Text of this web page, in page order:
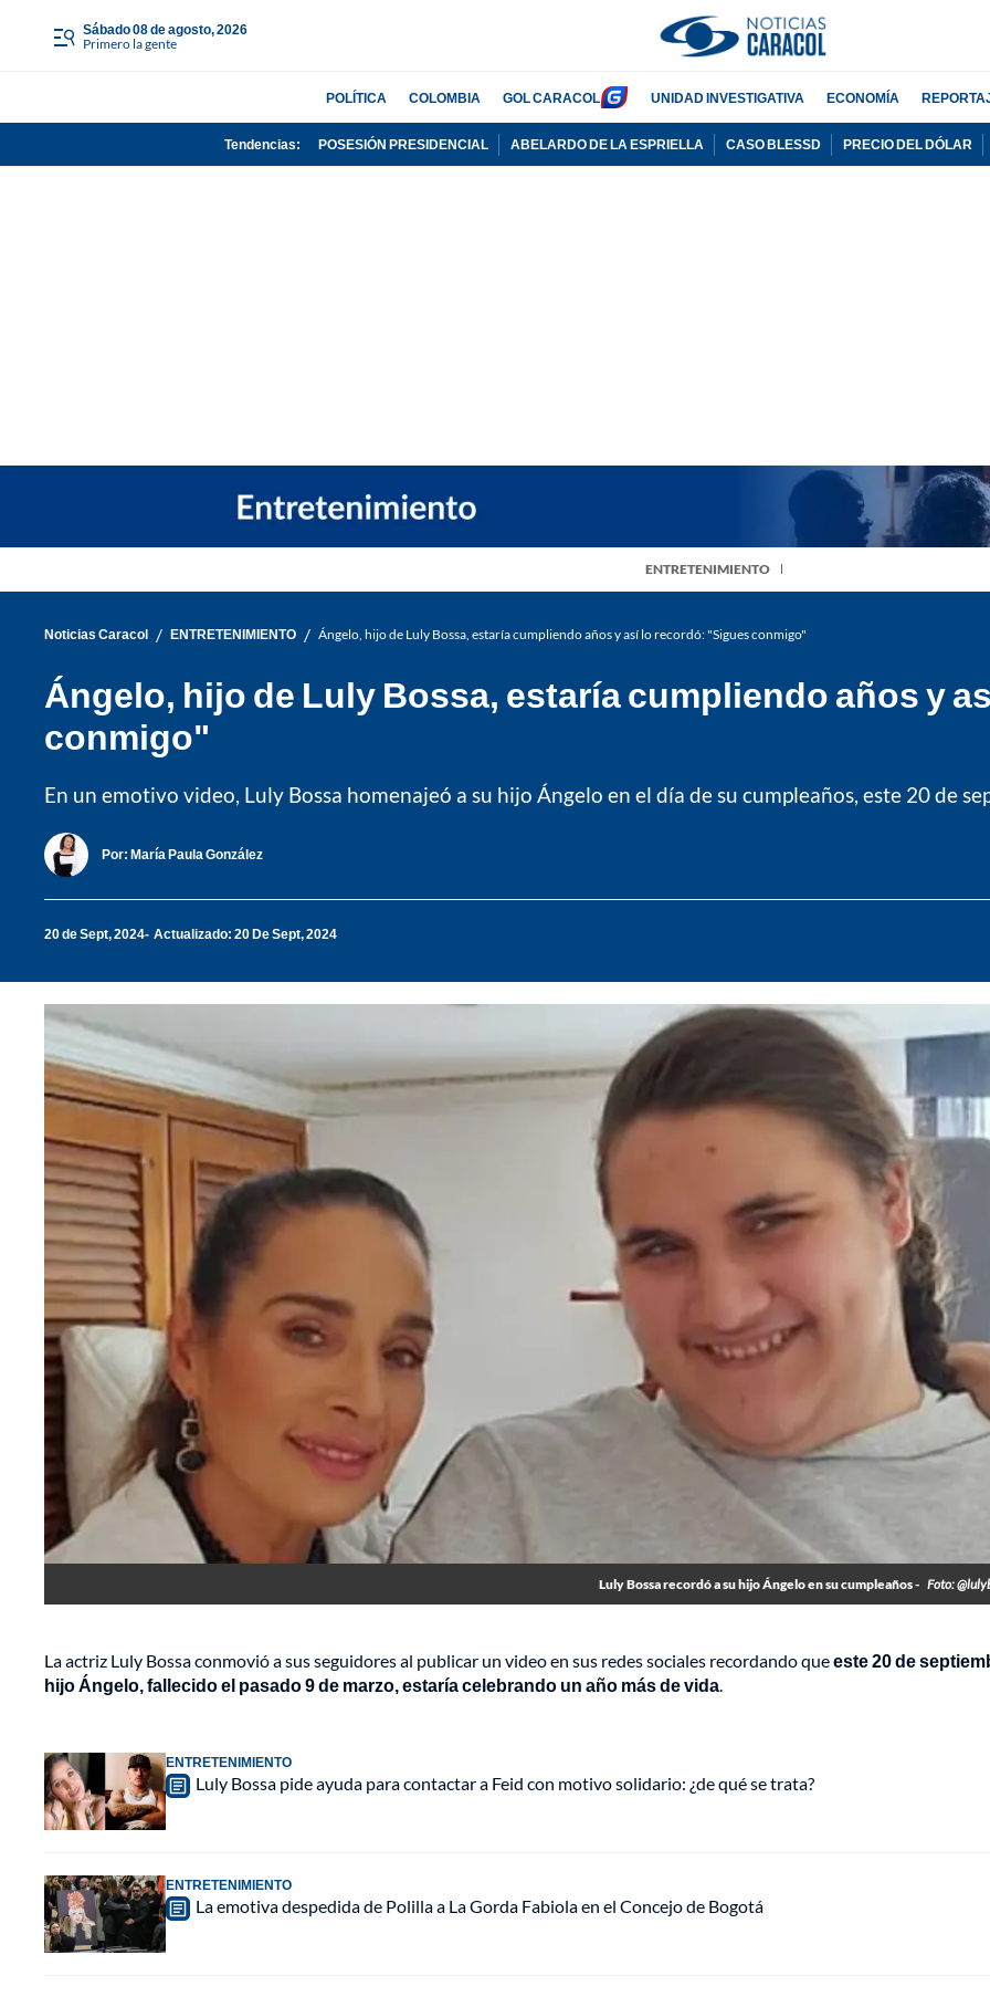
sábado 08 de agosto, 2026
Primero la gente
POLÍTICA COLOMBIA GOL CARACOL UNIDAD INVESTIGATIVA ECONOMÍA
Tendencias: POSESIÓN PRESIDENCIAL ABELARDO DE LA ESPRIELLA CASO BLESSD PRECIO DEL DÓLAR
ENTRETENIMIENTO
Noticias Caracol / ENTRETENIMIENTO / Ángelo, hijo de Luly Bossa, estaría cumpliendo años y así lo recordó: "Sigues conmigo"
Ángelo, hijo de Luly Bossa, estaría cumpliendo años y
conmigo"
En un emotivo video, Luly Bossa homenajeó a su hijo Ángelo en el día de su cumpleaños, este 20 de
Por: María Paula González
20 de Sept, 2024 Actualizado: 20 De Sept, 2024
Luly Bossa recordó a su hijo Ángelo en su cumpleaños - Foto:
La actriz Luly Bossa conmovió a sus seguidores al publicar un video en sus redes sociales recordando queeste 20 de
hijo Ángelo, fallecido el pasado 9 de marzo, estaría celebrando un año más de vida.
ENTRETENIMIENTO
Luly Bossa pide ayuda para contactar a Feid con motivo solidario: ¿de qué se trata?
ENTRETENIMIENTO
La emotiva despedida de Polilla a La Gorda Fabiola en el Concejo de Bogotá